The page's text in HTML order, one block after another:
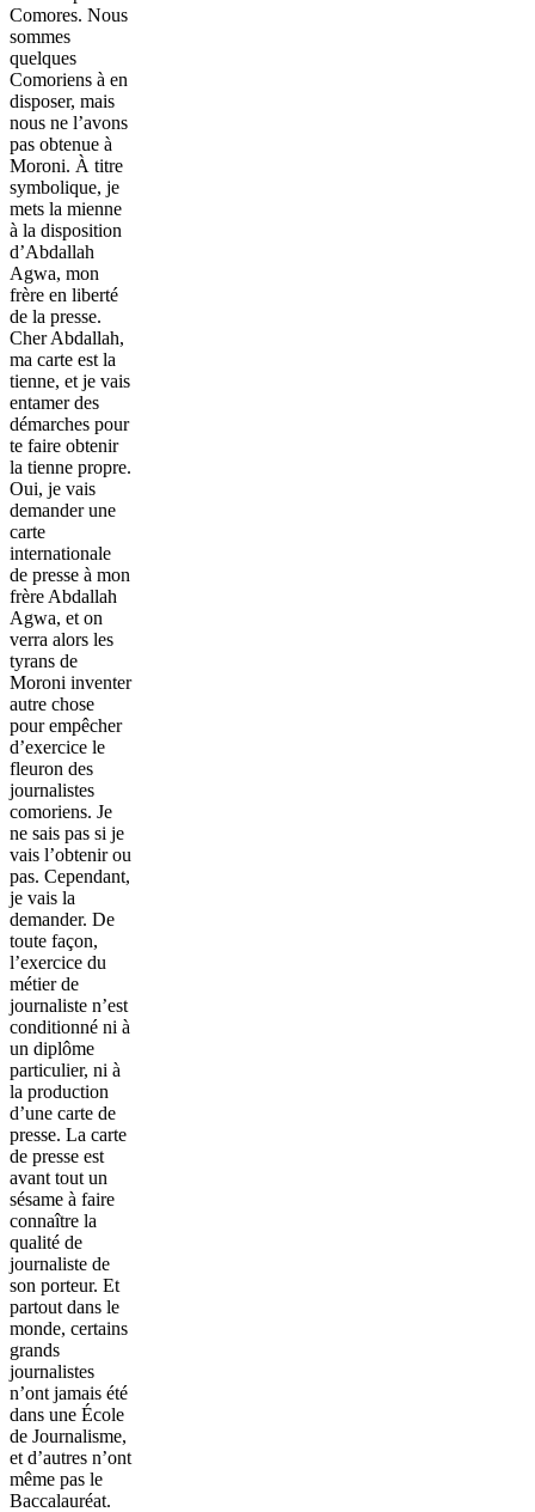
Comores. Nous
sommes
quelques
Comoriens à en
disposer, mais
nous ne l’avons
pas obtenue à
Moroni. À titre
symbolique, je
mets la mienne
à la disposition
d’Abdallah
Agwa, mon
frère en liberté
de la presse.
Cher Abdallah,
ma carte est la
tienne, et je vais
entamer des
démarches pour
te faire obtenir
la tienne propre.
Oui, je vais
demander une
carte
internationale
de presse à mon
frère Abdallah
Agwa, et on
verra alors les
tyrans de
Moroni inventer
autre chose
pour empêcher
d’exercice le
fleuron des
journalistes
comoriens. Je
ne sais pas si je
vais l’obtenir ou
pas. Cependant,
je vais la
demander. De
toute façon,
l’exercice du
métier de
journaliste n’est
conditionné ni à
un diplôme
particulier, ni à
la production
d’une carte de
presse. La carte
de presse est
avant tout un
sésame à faire
connaître la
qualité de
journaliste de
son porteur. Et
partout dans le
monde, certains
grands
journalistes
n’ont jamais été
dans une École
de Journalisme,
et d’autres n’ont
même pas le
Baccalauréat.